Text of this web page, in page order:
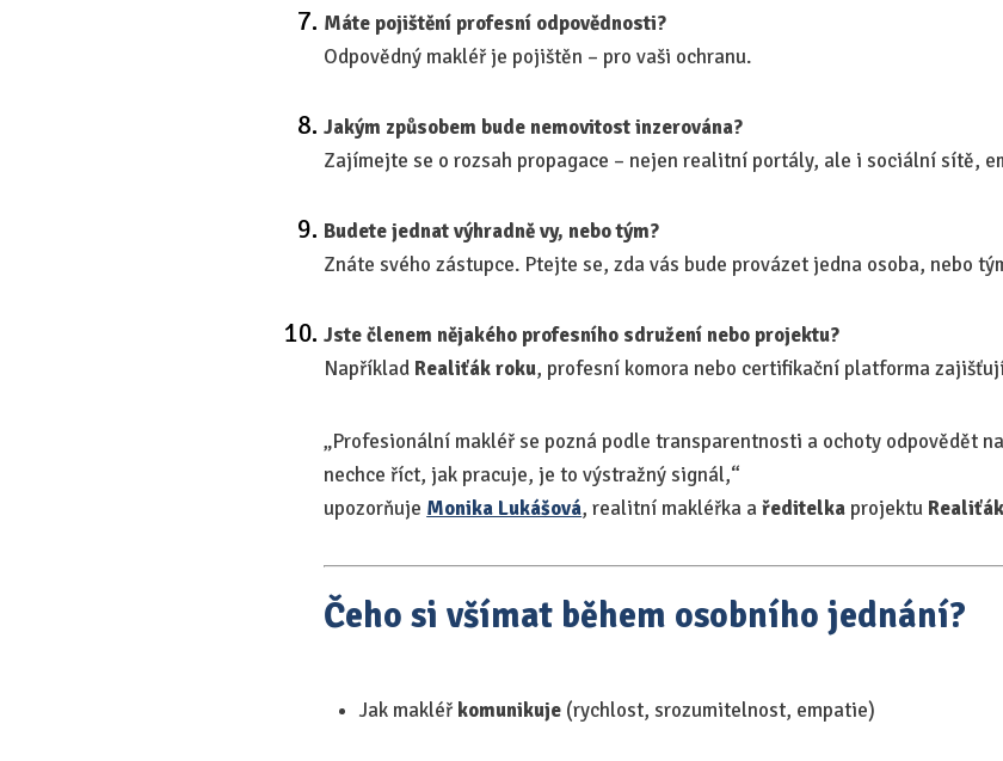
Máte pojištění profesní odpovědnosti?
Odpovědný makléř je pojištěn – pro vaši ochranu.
Jakým způsobem bude nemovitost inzerována?
Zajímejte se o rozsah propagace – nejen realitní portály, ale i sociální sítě,
Budete jednat výhradně vy, nebo tým?
Znáte svého zástupce. Ptejte se, zda vás bude provázet jedna osoba, nebo
Jste členem nějakého profesního sdružení nebo projektu?
Například Realiťák roku, profesní komora nebo certifikační platforma
„Profesionální makléř se pozná podle transparentnosti a ochoty odpovědět
nechce říct, jak pracuje, je to výstražný signál,“
upozorňuje Monika Lukášová, realitní makléřka aředitelka projektu
Čeho si všímat během osobního jednání?
Jak makléř komunikuje (rychlost, srozumitelnost, empatie)